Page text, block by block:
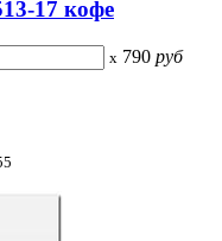
17 кофе
x 790 руб